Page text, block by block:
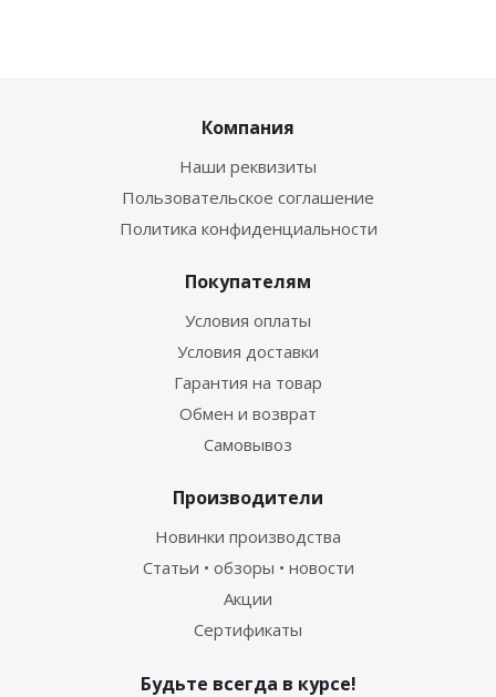
Компания
Наши реквизиты
Пользовательское соглашение
Политика конфиденциальности
Покупателям
Условия оплаты
Условия доставки
Гарантия на товар
Обмен и возврат
Самовывоз
Производители
Новинки производства
Статьи • обзоры • новости
Акции
Сертификаты
Будьте всегда в курсе!